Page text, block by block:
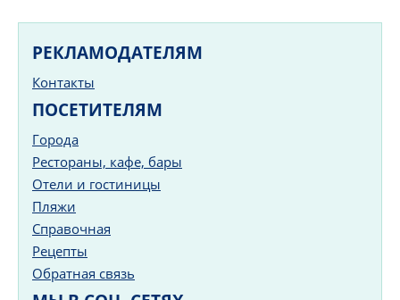
РЕКЛАМОДАТЕЛЯМ
Контакты
ПОСЕТИТЕЛЯМ
Города
Рестораны, кафе, бары
Отели и гостиницы
Пляжи
Справочная
Рецепты
Обратная связь